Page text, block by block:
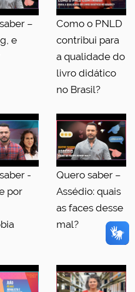
–
e
Como o PNLD
contribui para
a qualidade do
livro didático
no Brasil?
-
por
Quero saber –
Assédio: quais
as faces desse
mal?